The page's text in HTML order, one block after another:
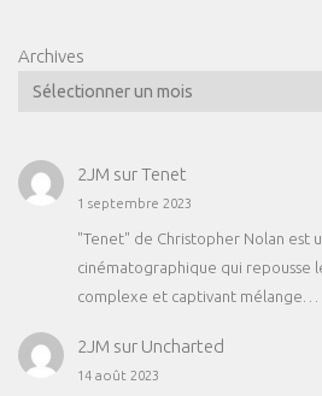
Archives
2JM surTenet
1 septembre 2023
"Tenet" de Christopher Nolan est
cinématographique qui repousse
complexe et captivant mélange…
2JM sur Uncharted
14 août 2023